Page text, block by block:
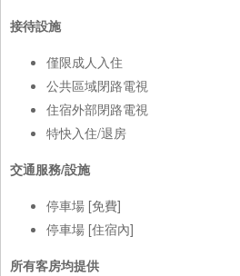
接待設施
僅限成人入住
公共區域閉路電視
住宿外部閉路電視
特快入住/退房
交通服務/設施
停車場 [免費]
停車場 [住宿內]
所有客房均提供